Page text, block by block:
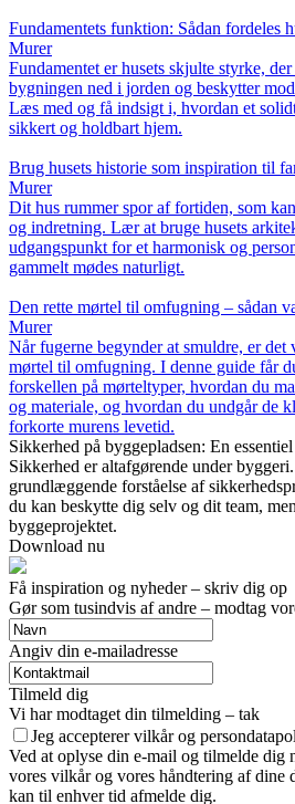
Fundamentets funktion: Sådan fordeles
Murer
Fundamentet er husets skjulte styrke,
bygningen ned i jorden og beskytter
Læs med og få indsigt i, hvordan et
sikkert og holdbart hjem.
Brug husets historie som inspiration til
Murer
Dit hus rummer spor af fortiden, som
og indretning. Lær at bruge husets
udgangspunkt for et harmonisk og
gammelt mødes naturligt.
Den rette mørtel til omfugning – sådan
Murer
Når fugerne begynder at smuldre, er
mørtel til omfugning. I denne guide får
forskellen på mørteltyper, hvordan du
og materiale, og hvordan du undgår de
forkorte murens levetid.
Sikkerhed på byggepladsen: En
Sikkerhed er altafgørende under
grundlæggende forståelse af
du kan beskytte dig selv og dit team,
byggeprojektet.
Download nu
Få inspiration og nyheder – skriv dig op
Gør som tusindvis af andre – modtag
Angiv din e-mailadresse
Tilmeld dig
Vi har modtaget din tilmelding – tak
Jeg accepterer vilkår og
Ved at oplyse din e-mail og tilmelde dig
vores vilkår og vores håndtering af dine
kan til enhver tid afmelde dig.